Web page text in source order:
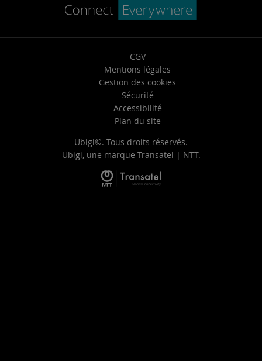
CGV
Mentions légales
Gestion des cookies
Sécurité
Accessibilité
Plan du site
Ubigi©. Tous droits réservés.
Ubigi, une marque Transatel | NTT.